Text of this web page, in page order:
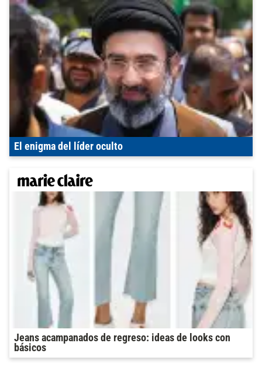
El enigma del líder oculto
Jeans acampanados de regreso: ideas de looks con
básicos